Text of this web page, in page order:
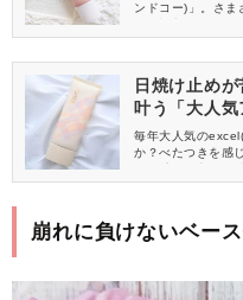
ンドコー)」。さま
んで離さない♡こ
日焼け止め
叶う「大人気
毎年大人気の
か？べたつきを感
ました。日焼け止
崩れに負けないベー